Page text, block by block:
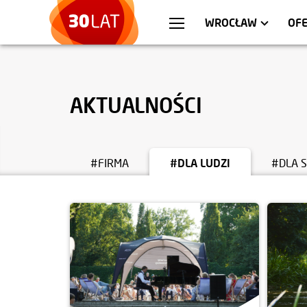
WROCŁAW
WARSZAWA
MIESZKANIA
AKTUALNOŚCI
#FIRMA #DLA LUDZI #DLA